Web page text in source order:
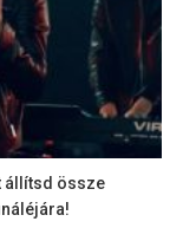
állítsd össze